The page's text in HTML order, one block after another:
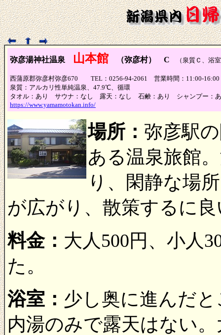
弥彦湯神社温泉 山本館 （弥彦村） C （泉質Ｃ、浴
西蒲原郡弥彦村弥彦670 TEL：0256-94-2061 営業時間：11:00-
泉質：アルカリ性単純温泉、47.9℃、循環
タオル：あり サウナ：なし 露天：なし 石鹸：あり シャンプー：
https://www.yamamotokan.info/
場所： 弥彦駅
ある温泉旅館
り、閑静な場
が広がり、散策するに
料金： 大人500円、小人
た。
浴室： 少し奥に進んだ
内湯のみで露天はない